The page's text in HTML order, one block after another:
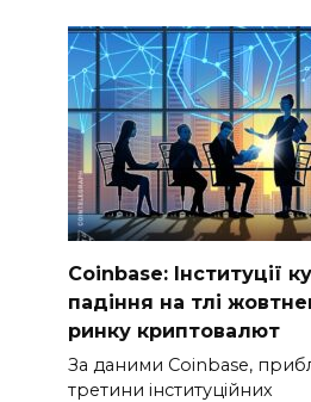
Coinbase: Інституції
падіння на тлі
ринку криптовалют
За даними Coinbase,
третини інституційних